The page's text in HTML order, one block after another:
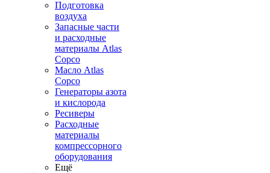
Подготовка
воздуха
Запасные части
и расходные
материалы Atlas
Copco
Масло Atlas
Copco
Генераторы азота
и кислорода
Ресиверы
Расходные
материалы
компрессорного
оборудования
Ещё